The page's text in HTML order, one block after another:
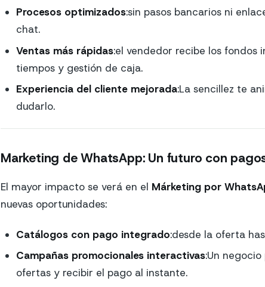
Procesos optimizados:sin pasos bancarios ni
chat.
Ventas más rápidas:el vendedor recibe los fondos
tiempos y gestión de caja.
Experiencia del cliente mejorada:La sencillez te
dudarlo.
Marketing de WhatsApp: Un futuro con
El mayor impacto se verá en el Márketing por
nuevas oportunidades:
Catálogos con pago integrado:desde la oferta
Campañas promocionales interactivas:Un
ofertas y recibir el pago al instante.